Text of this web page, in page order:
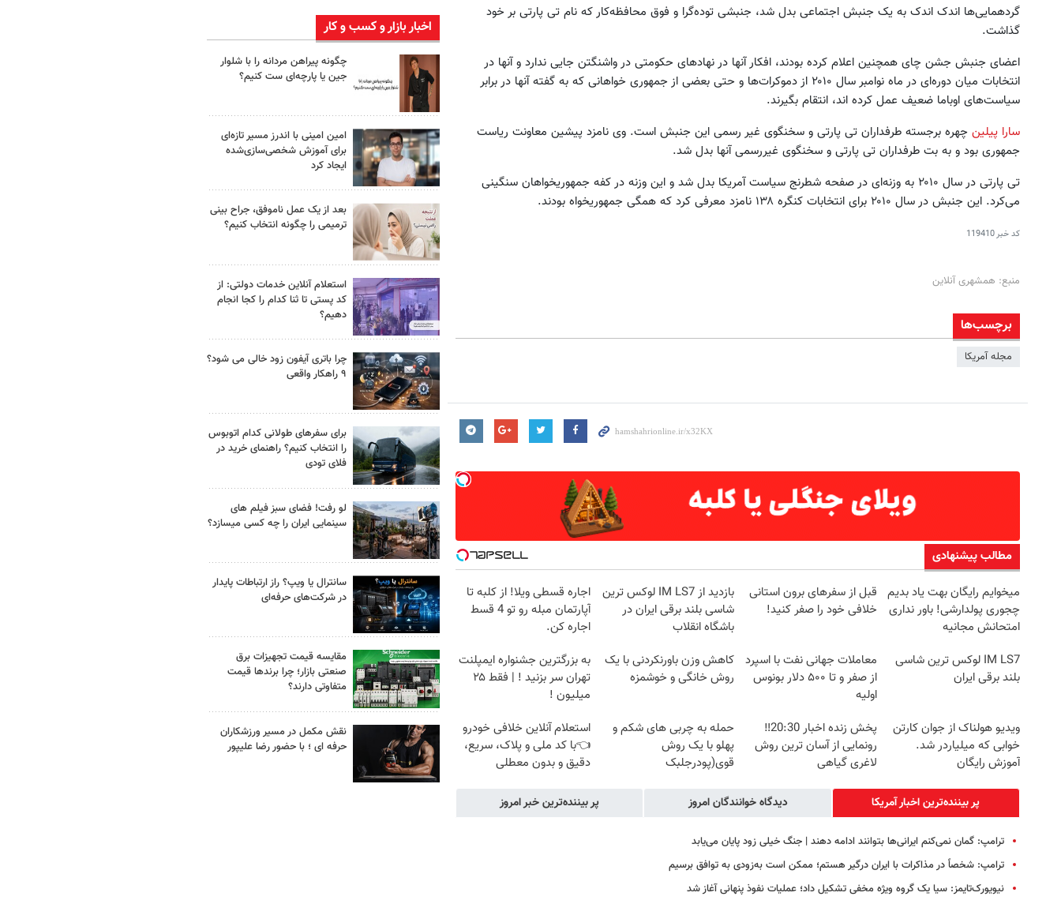
گردهمایی‌ها اندک اندک به یک جنبش اجتماعی بدل شد، جنبشی توده‌گرا و فوق محافظه‌کار که نام تی پارتی بر خود
گذاشت.
اعضای جنبش جشن چای همچنین اعلام کرده بودند، افکار آنها در نهادهای حکومتی در واشنگتن جایی ندارد و آنها در
انتخابات میان دوره‌ای در ماه نوامبر سال ۲۰۱۰ از دموکرات‌ها و حتی بعضی از جمهوری خواهانی که به گفته آنها در برابر
سیاست‌های اوباما ضعیف عمل کرده اند، انتقام بگیرند.
سارا پیلین چهره برجسته طرفداران تی پارتی و سخنگوی غیر رسمی این جنبش است. وی نامزد پیشین معاونت ریاست
جمهوری بود و به بت طرفداران تی پارتی و سخنگوی غیررسمی آنها بدل شد.
تی پارتی در سال ۲۰۱۰ به وزنه‌ای در صفحه شطرنج سیاست آمریکا بدل شد و این وزنه در کفه جمهوریخواهان سنگینی
می‌کرد. این جنبش در سال ۲۰۱۰ برای انتخابات کنگره ۱۳۸ نامزد معرفی کرد که همگی جمهوریخواه بودند.
کد خبر119410
منبع: همشهری آنلاین
برچسب‌ها
مجله آمریکا
مطالب پیشنهادی
میخوایم رایگان بهت یاد بدیم
چجوری پولدارشی! باور نداری
امتحانش مجانیه
قبل از سفرهای برون استانی
خلافی خود را صفر کنید!
بازدید از IM LS7 لوکس ترین
شاسی بلند برقی ایران در
باشگاه انقلاب
اجاره‌ قسطی ویلا! از کلبه تا
آپارتمان مبله رو تو 4 قسط
اجاره کن.
IM LS7 لوکس ترین شاسی
بلند برقی ایران
معاملات جهانی نفت با اسپرد
از صفر و تا ۵۰۰ دلار بونوس
اولیه
کاهش وزن باورنکردنی با یک
روش خانگی و خوشمزه
به بزرگترین جشنواره ایمپلنت
تهران سر بزنید ! | فقط ۲۵
میلیون !
ویدیو هولناک از جوان کارتن
خوابی که میلیاردر شد.
آموزش رایگان
پخش زنده اخبار 20:30‼️
رونمایی از آسان ترین روش
لاغری گیاهی
حمله به چربی های شکم و
پهلو با یک روش
قوی(پودرجلبک
استعلام آنلاین خلافی خودرو
👈با کد ملی و پلاک، سریع،
دقیق و بدون معطلی
پر بیننده‌ترین اخبار آمریکا دیدگاه خوانندگان امروز پر بیننده‌ترین خبر امروز
ترامپ: گمان نمی‌کنم ایرانی‌ها بتوانند ادامه دهند | جنگ خیلی زود پایان می‌یابد
ترامپ: شخصاً در مذاکرات با ایران درگیر هستم؛ ممکن است به‌زودی به توافق برسیم
نیویورک‌تایمز: سیا یک گروه ویژه مخفی تشکیل داد؛ عملیات نفوذ پنهانی آغاز شد
اخبار بازار و کسب و کار
چگونه پیراهن مردانه را با شلوار
جین یا پارچه‌ای ست کنیم؟
امین امینی با اندرز مسیر تازه‌ای
برای آموزش شخصی‌سازی‌شده
ایجاد کرد
بعد از یک عمل ناموفق، جراح بینی
ترمیمی را چگونه انتخاب کنیم؟
استعلام آنلاین خدمات دولتی: از
کد پستی تا ثنا کدام را کجا انجام
دهیم؟
چرا باتری آیفون زود خالی می شود؟
۹ راهکار واقعی
برای سفرهای طولانی کدام اتوبوس
را انتخاب کنیم؟ راهنمای خرید در
فلای تودی
لو رفت! فضای سبز فیلم های
سینمایی ایران را چه کسی میسازد؟
سانترال یا ویپ؟ راز ارتباطات پایدار
در شرکت‌های حرفه‌ای
مقایسه قیمت تجهیزات برق
صنعتی بازار؛ چرا برندها قیمت
متفاوتی دارند؟
نقش مکمل در مسیر ورزشکاران
حرفه ای ؛ با حضور رضا علیپور